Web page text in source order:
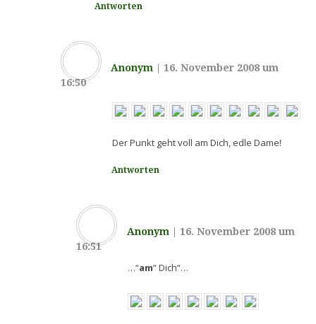
Antworten
Anonym |16. November 2008 um
16:50
Der Punkt geht voll am Dich, edle Dame!
Antworten
Anonym
16. November 2008 um
16:51
…“am“ Dich“…